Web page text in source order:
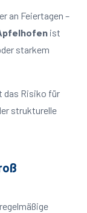
an Feiertagen –
ist
starkem
das Risiko für
strukturelle